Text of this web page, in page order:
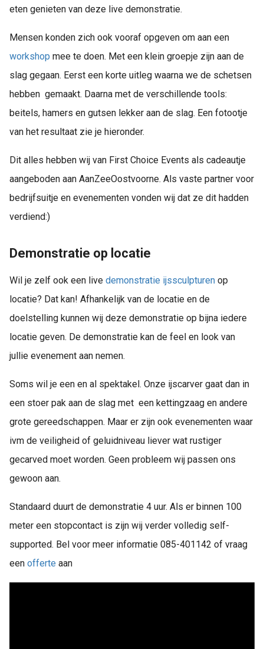
eten genieten van deze live demonstratie.
Mensen konden zich ook vooraf opgeven om aan een
workshop mee te doen. Met een klein groepje zijn aan de
slag gegaan. Eerst een korte uitleg waarna we de schetsen
hebben gemaakt. Daarna met de verschillende tools:
beitels, hamers en gutsen lekker aan de slag. Een fotootje
van het resultaat zie je hieronder.
Dit alles hebben wij van First Choice Events als cadeautje
aangeboden aan AanZeeOostvoorne. Als vaste partner voor
bedrijfsuitje en evenementen vonden wij dat ze dit hadden
verdiend:)
Demonstratie op locatie
Wil je zelf ook een live demonstratie ijssculpturen op
locatie? Dat kan! Afhankelijk van de locatie en de
doelstelling kunnen wij deze demonstratie op bijna iedere
locatie geven. De demonstratie kan de feel en look van
jullie evenement aan nemen.
Soms wil je een en al spektakel. Onze ijscarver gaat dan in
een stoer pak aan de slag met een kettingzaag en andere
grote gereedschappen. Maar er zijn ook evenementen waar
ivm de veiligheid of geluidniveau liever wat rustiger
gecarved moet worden. Geen probleem wij passen ons
gewoon aan.
Standaard duurt de demonstratie 4 uur. Als er binnen 100
meter een stopcontact is zijn wij verder volledig self-
supported. Bel voor meer informatie 085-401142 of vraag
een offerte aan